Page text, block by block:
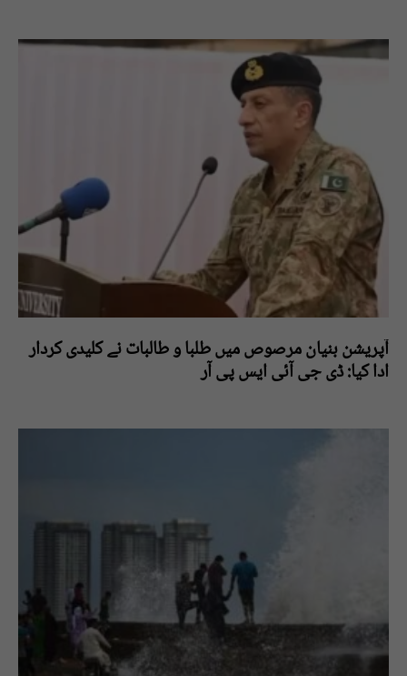
آپریشن بنیان مرصوص میں طلبا و طالبات نے کلیدی کردار
ادا کیا: ڈی جی آئی ایس پی آر